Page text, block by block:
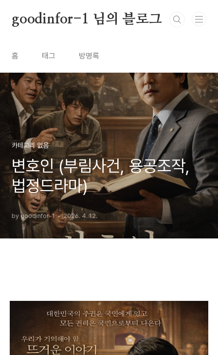
goodinfor-1 님의 블로그
홈 태그 방명록
카테고리 없음
변호인 (부림사건, 용공조작,
법정드라마)
by goodinfor-1 2026. 4. 12.